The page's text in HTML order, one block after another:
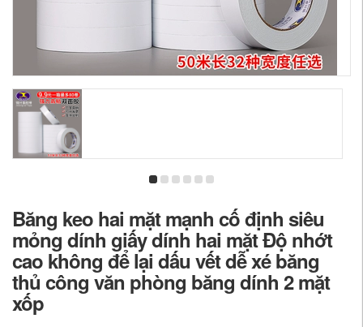
Băng keo hai mặt mạnh cố định siêu
mỏng dính giấy dính hai mặt Độ nhớt
cao không để lại dấu vết dễ xé băng
thủ công văn phòng băng dính 2 mặt
xốp